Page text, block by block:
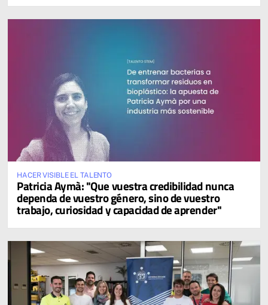
HACER VISIBLE EL TALENTO
Patricia Aymà: "Que vuestra credibilidad nunca
dependa de vuestro género, sino de vuestro
trabajo, curiosidad y capacidad de aprender"